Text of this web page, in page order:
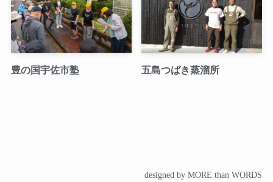
豊の国宇佐市塾 五島つばき蒸溜所
designed by MORE than WORDS